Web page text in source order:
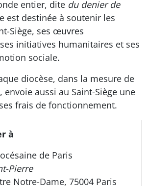
entier, dite du denier de
est destinée à soutenir les
Siège, ses œuvres
initiatives humanitaires et ses
sociale.
diocèse, dans la mesure de
envoie aussi au Saint-Siège une
frais de fonctionnement.
à
de Paris
Pierre
Notre-Dame, 75004 Paris